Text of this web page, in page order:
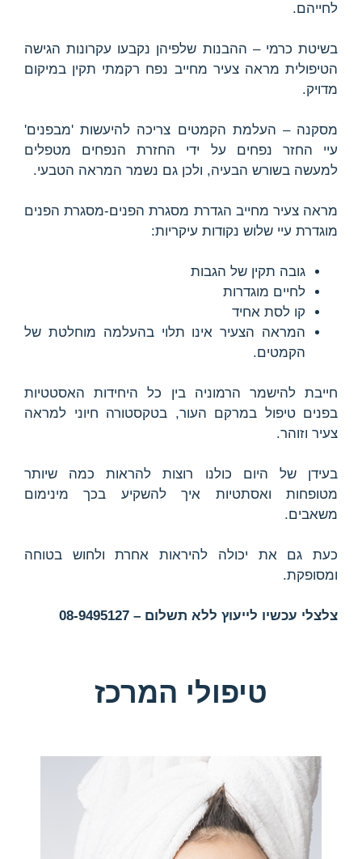
לחייהם.
בשיטת כרמי – ההבנות שלפיהן נקבעו עקרונות הגישה
הטיפולית מראה צעיר מחייב נפח רקמתי תקין במיקום
מדויק.
מסקנה – העלמת הקמטים צריכה להיעשות 'מבפנים'
עיי החזר נפחים על ידי החזרת הנפחים מטפלים
למעשה בשורש הבעיה, ולכן גם נשמר המראה הטבעי.
מראה צעיר מחייב הגדרת מסגרת הפנים-מסגרת הפנים
מוגדרת עיי שלוש נקודות עיקריות:
גובה תקין של הגבות
לחיים מוגדרות
קו לסת אחיד
המראה הצעיר אינו תלוי בהעלמה מוחלטת של
הקמטים.
חייבת להישמר הרמוניה בין כל היחידות האסטטיות
בפנים טיפול במרקם העור, בטקסטורה חיוני למראה
צעיר וזוהר.
בעידן של היום כולנו רוצות להראות כמה שיותר
מטופחות ואסתטיות איך להשקיע בכך מינימום
משאבים.
כעת גם את יכולה להיראות אחרת ולחוש בטוחה
ומסופקת.
צלצלי עכשיו לייעוץ ללא תשלום – 08-9495127
טיפולי המרכז